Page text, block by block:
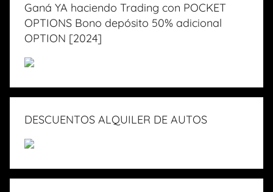
Ganá YA haciendo Trading con POCKET
OPTIONS Bono depósito 50% adicional
OPTION [2024]
DESCUENTOS ALQUILER DE AUTOS